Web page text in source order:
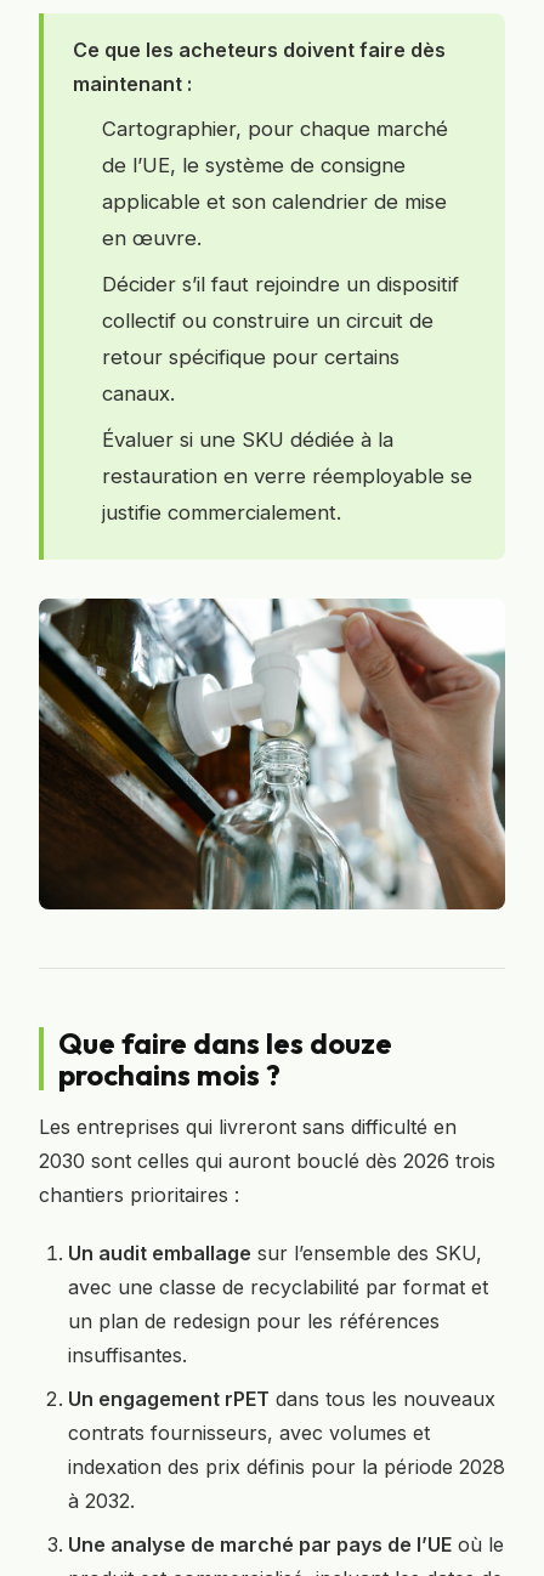
Ce que les acheteurs doivent faire dès
maintenant :
Cartographier, pour chaque marché
de l’UE, le système de consigne
applicable et son calendrier de mise
en œuvre.
Décider s’il faut rejoindre un dispositif
collectif ou construire un circuit de
retour spécifique pour certains
canaux.
Évaluer si une SKU dédiée à la
restauration en verre réemployable se
justifie commercialement.
Que faire dans les douze
prochains mois ?
Les entreprises qui livreront sans difficulté en
2030 sont celles qui auront bouclé dès 2026 trois
chantiers prioritaires :
Un audit emballage sur l’ensemble des SKU,
avec une classe de recyclabilité par format et
un plan de redesign pour les références
insuffisantes.
Un engagement rPET dans tous les nouveaux
contrats fournisseurs, avec volumes et
indexation des prix définis pour la période 2028
à 2032.
Une analyse de marché par pays de l’UE où le